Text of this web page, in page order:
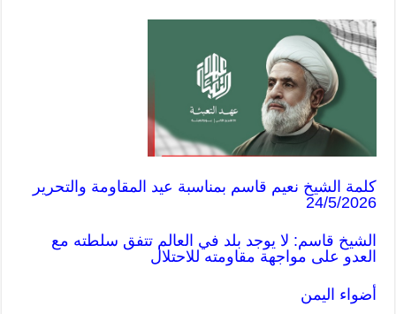
كلمة الشيخ نعيم قاسم بمناسبة عيد المقاومة والتحرير
24/5/2026
الشيخ قاسم: لا يوجد بلد في العالم تتفق سلطته مع
العدو على مواجهة مقاومته للاحتلال
أضواء اليمن